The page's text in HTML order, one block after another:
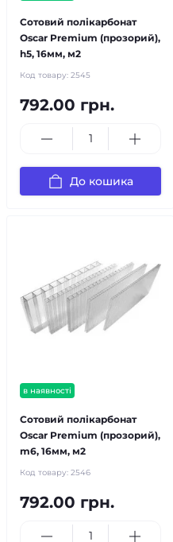
Сотовий полікарбонат
Oscar Premium (прозорий),
h5, 16мм, м2
Код товару: 2545
792.00 грн.
До кошика
в наявності
Сотовий полікарбонат
Oscar Premium (прозорий),
m6, 16мм, м2
Код товару: 2546
792.00 грн.